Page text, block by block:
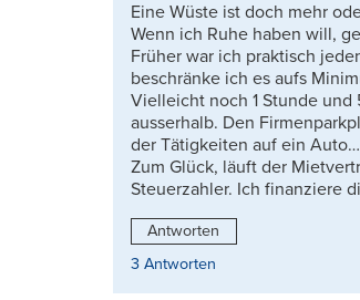
Eine Wüste ist doch mehr
Wenn ich Ruhe haben will,
Früher war ich praktisch
beschränke ich es aufs
Vielleicht noch 1 Stunde
ausserhalb. Den
der Tätigkeiten auf ein Auto…
Zum Glück, läuft der
Steuerzahler. Ich finanziere
Antworten
3 Antworten